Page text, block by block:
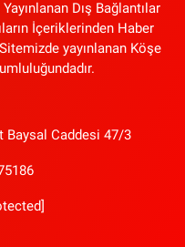
Dış Bağlantılar
İçeriklerinden Haber
yayınlanan Köşe
Baysal Caddesi 47/3